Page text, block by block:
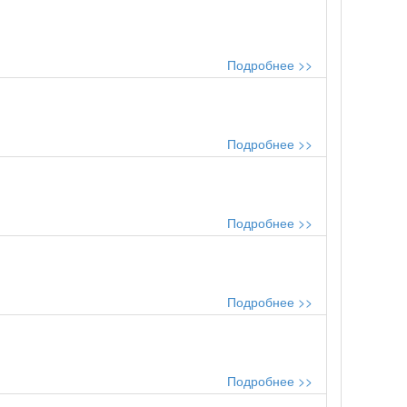
Подробнее >>
Подробнее >>
Подробнее >>
Подробнее >>
Подробнее >>